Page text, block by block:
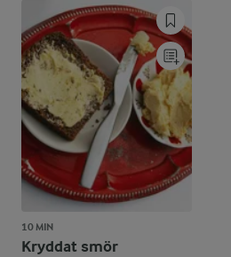
10 MIN
Kryddat smör